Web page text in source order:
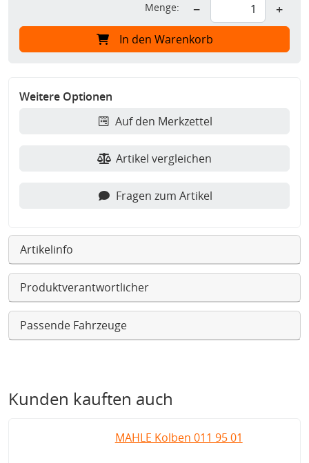
Menge: − +
In den Warenkorb
Weitere Optionen
Auf den Merkzettel
Artikel vergleichen
Fragen zum Artikel
Artikelinfo
Produktverantwortlicher
Passende Fahrzeuge
Kunden kauften auch
MAHLE Kolben 011 95 01